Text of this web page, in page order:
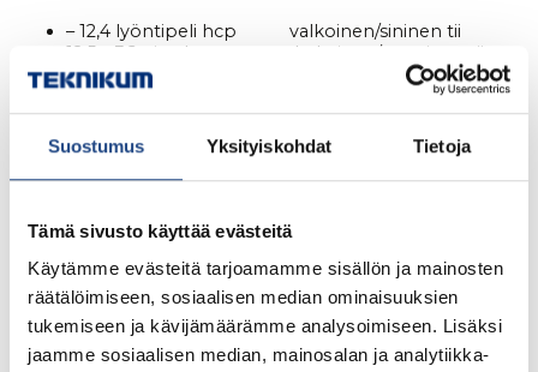
Suostumus Yksityiskohdat Tietoja
Tämä sivusto käyttää evästeitä
Käytämme evästeitä tarjoamamme sisällön ja mainosten
räätälöimiseen, sosiaalisen median ominaisuuksien
tukemiseen ja kävijämäärämme analysoimiseen. Lisäksi
jaamme sosiaalisen median, mainosalan ja analytiikka-
– 12,4 lyöntipeli hcp valkoinen/sininen tii
12,5 – 36 pistebogey keltainen/punainen tii
Kilpailumaksu
50€/pelaaja
Ilmoittautumisajan päättymisen jälkeen
ilmoittautuneiden
kisamaksu +5€.